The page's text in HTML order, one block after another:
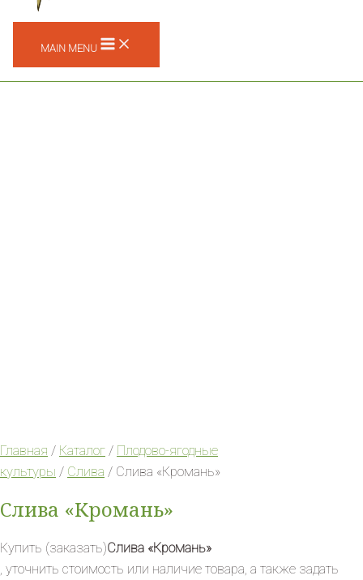
MAIN MENU
Главная / Каталог / Плодово-ягодные
культуры / Слива / Слива «Кромань»
Слива «Кромань»
Купить (заказать)Слива «Кромань»
, уточнить стоимость или наличие товара, а также задать